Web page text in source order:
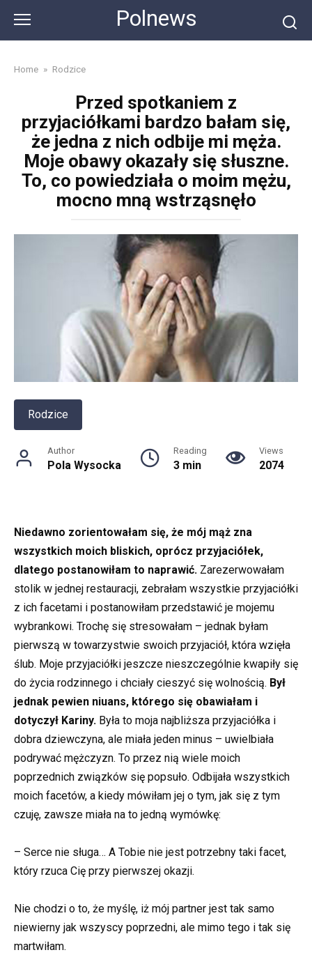
content
Polnews
Home » Rodzice
Przed spotkaniem z
przyjaciółkami bardzo bałam się,
że jedna z nich odbije mi męża.
Moje obawy okazały się słuszne.
To, co powiedziała o moim mężu,
mocno mną wstrząsnęło
Rodzice
Author
Pola Wysocka
Reading
3 min
Views
2074
Niedawno zorientowałam się, że mój mąż zna
wszystkich moich bliskich, oprócz przyjaciółek,
dlatego postanowiłam to naprawić. Zarezerwowałam
stolik w jednej restauracji, zebrałam wszystkie przyjaciółki
z ich facetami i postanowiłam przedstawić je mojemu
wybrankowi. Trochę się stresowałam – jednak byłam
pierwszą w towarzystwie swoich przyjaciół, która wzięła
ślub. Moje przyjaciółki jeszcze nieszczególnie kwapiły się
do życia rodzinnego i chciały cieszyć się wolnością. Był
jednak pewien niuans, którego się obawiałam i
dotyczył Kariny. Była to moja najbliższa przyjaciółka i
dobra dziewczyna, ale miała jeden minus – uwielbiała
podrywać mężczyzn. To przez nią wiele moich
poprzednich związków się popsuło. Odbijała wszystkich
moich facetów, a kiedy mówiłam jej o tym, jak się z tym
czuję, zawsze miała na to jedną wymówkę:
– Serce nie sługa… A Tobie nie jest potrzebny taki facet,
który rzuca Cię przy pierwszej okazji.
Nie chodzi o to, że myślę, iż mój partner jest tak samo
niewierny jak wszyscy poprzedni, ale mimo tego i tak się
martwiłam.